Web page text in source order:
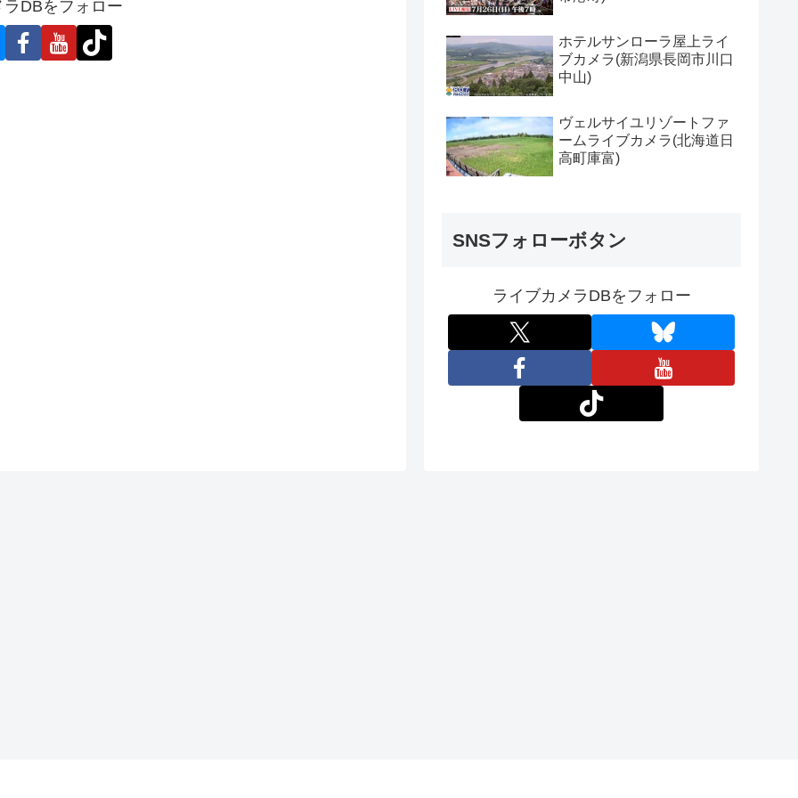
DBをフォロー
ホテルサンローラ屋上ライ
ブカメラ(新潟県長岡市川口
中山)
ヴェルサイユリゾートファ
ームライブカメラ(北海道日
高町庫富)
SNSフォローボタン
ライブカメラDBをフォロー